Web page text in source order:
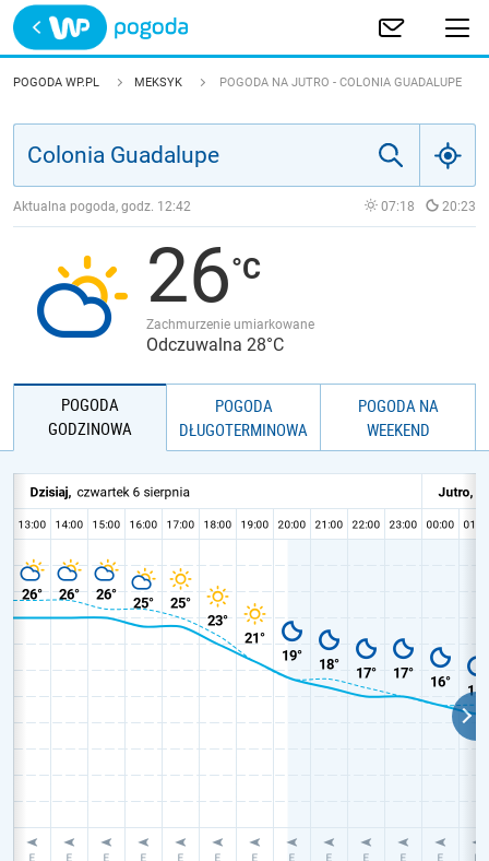
Trwa ładowanie
POLSKA
JAKOŚĆ POWIETRZA
POGODA WP.PL MEKSYK POGODA NA JUTRO - COLONIA GUADALUPE
Aktualna pogoda, godz. 12:42 07:18 20:23
26
Zachmurzenie umiarkowane
Odczuwalna 28°C
POGODA
GODZINOWA
POGODA
DŁUGOTERMINOWA
POGODA NA
WEEKEND